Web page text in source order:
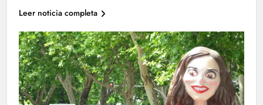
Leer noticia completa